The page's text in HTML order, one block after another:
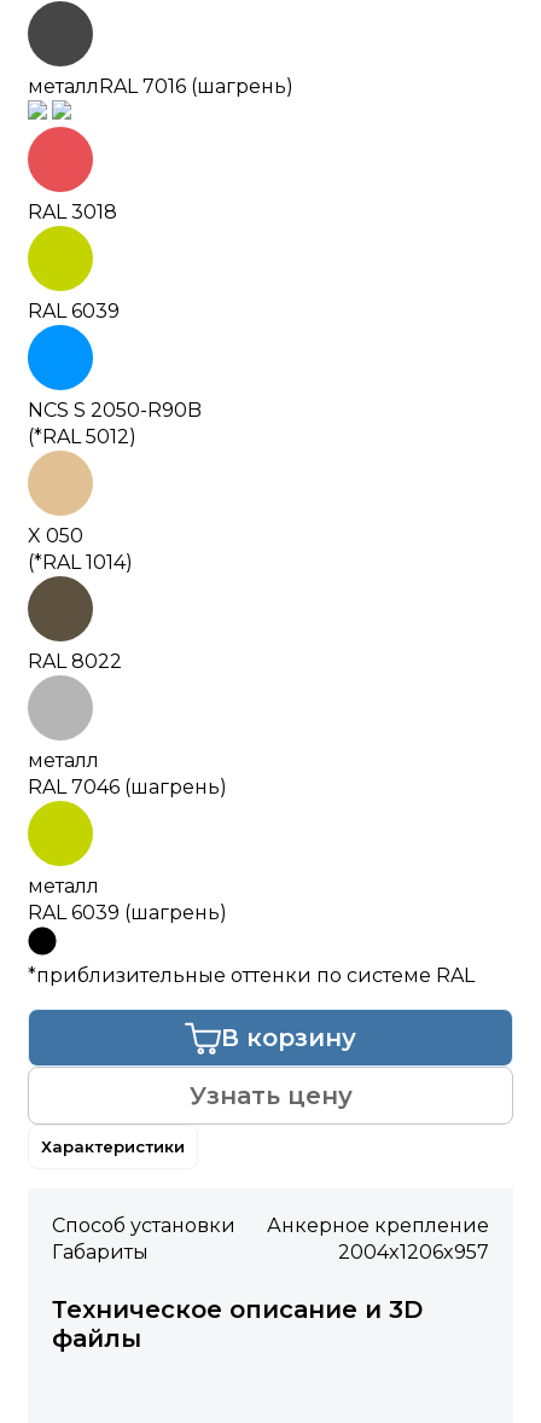
Характеристики
Способ установки
Анкерное крепление
Габариты
2004x1206x957
Техническое описание и 3D
файлы
металлRAL 7016 (шагрень)
RAL 3018
RAL 6039
NCS S 2050-R90B
(*RAL 5012)
X 050
(*RAL 1014)
RAL 8022
металл
RAL 7046 (шагрень)
металл
RAL 6039 (шагрень)
*приблизительные оттенки по системе RAL
Узнать цену
В корзину